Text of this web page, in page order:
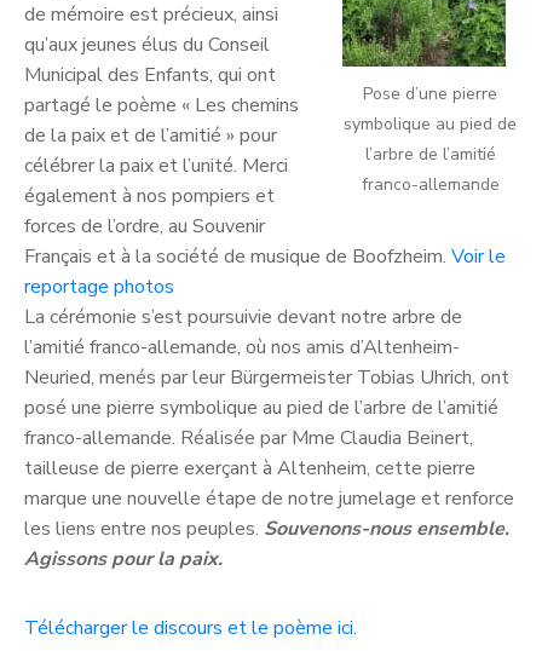
Pose d’une pierre
symbolique au pied de
l’arbre de l’amitié
franco-allemande
de mémoire est précieux, ainsi
qu’aux jeunes élus du Conseil
Municipal des Enfants, qui ont
partagé le poème « Les chemins
de la paix et de l’amitié » pour
célébrer la paix et l’unité. Merci
également à nos pompiers et
forces de l’ordre, au Souvenir
Français et à la société de musique de Boofzheim. Voir le
reportage photos
La cérémonie s’est poursuivie devant notre arbre de
l’amitié franco-allemande, où nos amis d’Altenheim-
Neuried, menés par leur Bürgermeister Tobias Uhrich, ont
posé une pierre symbolique au pied de l’arbre de l’amitié
franco-allemande. Réalisée par Mme Claudia Beinert,
tailleuse de pierre exerçant à Altenheim, cette pierre
marque une nouvelle étape de notre jumelage et renforce
les liens entre nos peuples. Souvenons-nous ensemble.
Agissons pour la paix.
Télécharger le discours et le poème ici.